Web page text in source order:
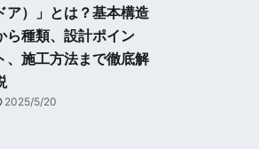
ア）」とは？基本構造
ら種類、設計ポイン
、施工方法まで徹底解
2025/5/20